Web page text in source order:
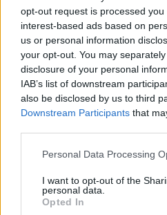
opt-out request is processed
interest-based ads based on
us or personal information
your opt-out. You may
disclosure of your personal
IAB’s list of downstream
also be disclosed by us to third
Downstream Participants that
Personal Data Processing
I want to opt-out of the
personal data.
Opted In
Odwołano katolicki pogrzeb
był masonem
08 sierpnia 2026 | 14:32
„Kazanie św. Pawła w Atenach” –
Gandolfo
08 sierpnia 2026 | 14:30
Seul przygotowuje się do
Popularne